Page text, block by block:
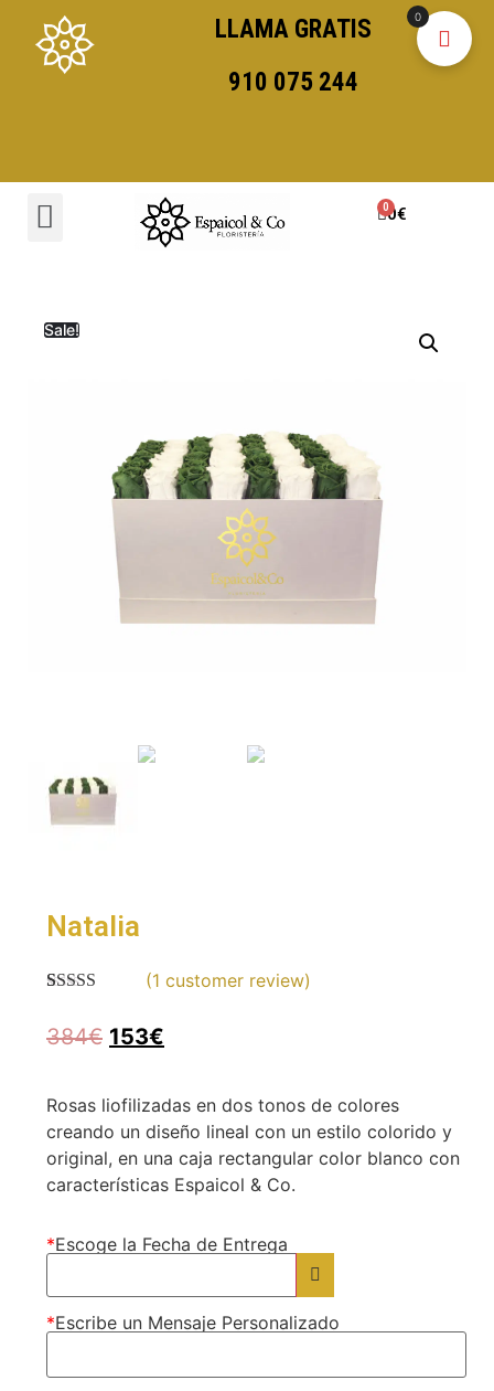
LLAMA GRATIS
910 075 244
0€
Sale!
Natalia
out of 5
based on
(1 customer review)
384€ 153€
Rosas liofilizadas en dos tonos de colores
creando un diseño lineal con un estilo colorido y
original, en una caja rectangular color blanco con
características Espaicol & Co.
*Escoge la Fecha de Entrega
*Escribe un Mensaje Personalizado
0